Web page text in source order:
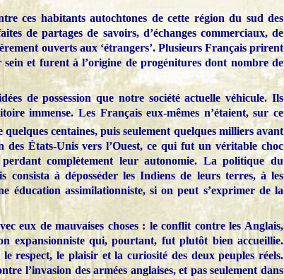
ces habitants autochtones de cette région du sud des
de partages de savoirs, d’échanges commerciaux, de
ouverts aux ‘étrangers’. Plusieurs Français prirent
et furent à l’origine de progénitures dont nombre de
de possession que notre société actuelle véhicule. Ils
immense. Les Français eux-mêmes n’étaient, sur ce
quelques centaines, puis seulement quelques milliers avant
des États-Unis vers l’Ouest, ce qui fut un véritable choc
complètement leur autonomie. La politique du
consista à déposséder les Indiens de leurs terres, à les
éducation assimilationniste, si on peut s’exprimer de la
eux de mauvaises choses : le conflit contre les Anglais,
expansionniste qui, pourtant, fut plutôt bien accueillie.
respect, le plaisir et la curiosité des deux peuples réels.
l’invasion des armées anglaises, et pas seulement dans